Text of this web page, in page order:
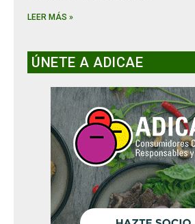
LEER MÁS »
ÚNETE A ADICAE